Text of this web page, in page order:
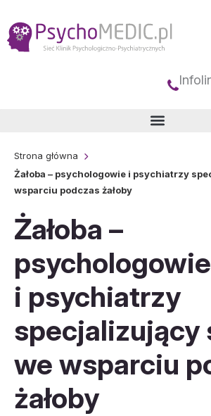
do
treści
Strona główna
Żałoba – psychologowie i psychiatrzy
wsparciu podczas żałoby
Żałoba –
psychologowie
i psychiatrzy
specjalizujący
we wsparciu
żałoby